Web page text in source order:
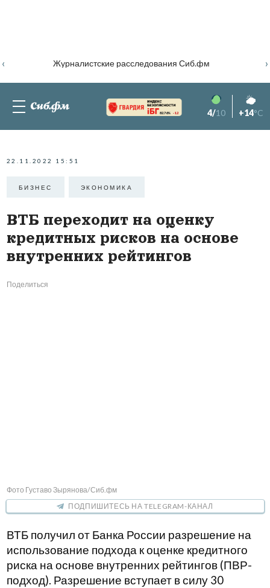
Журналистские расследования Сиб.фм
‹ ›
82.76% -1.2 4/10 +14°C
22.11.2022 15:51
БИЗНЕС ЭКОНОМИКА
ВТБ переходит на оценку
кредитных рисков на основе
внутренних рейтингов
Поделиться
Фото Густаво Зырянова/Сиб.фм
ПОДПИШИТЕСЬ НА TELEGRAM-КАНАЛ
ВТБ получил от Банка России разрешение на
использование подхода к оценке кредитного
риска на основе внутренних рейтингов (ПВР-
подход). Разрешение вступает в силу 30